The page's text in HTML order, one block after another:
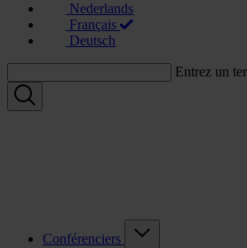
Nederlands
Français
Deutsch
Entrez un
Conférenciers